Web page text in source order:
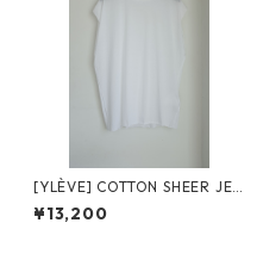
[YLÈVE] COTTON SHEER JER
SEY SLEEVELESS / WHITE
¥13,200